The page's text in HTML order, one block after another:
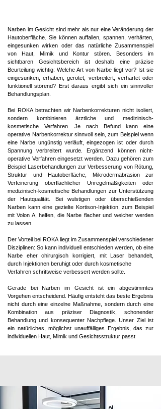
​Narben im Gesicht sind mehr als nur eine Veränderung der
Hautoberfläche. Sie können auffallen, spannen, verhärten,
eingesunken wirken oder das natürliche Zusammenspiel
von Haut, Mimik und Kontur stören. Besonders im
sichtbaren Gesichtsbereich ist deshalb eine präzise
Beurteilung wichtig: Welche Art von Narbe liegt vor? Ist sie
eingesunken, erhaben, gerötet, verbreitert, verhärtet oder
funktionell störend? Erst daraus ergibt sich ein sinnvoller
Behandlungsplan.
Bei ROKA betrachten wir Narbenkorrekturen nicht isoliert,
sondern kombinieren ärztliche und medizinisch-
kosmetische Verfahren. Je nach Befund kann eine
operative Narbenkorrektur sinnvoll sein, zum Beispiel wenn
eine Narbe ungünstig verläuft, eingezogen ist oder durch
Spannung verbreitert wurde.Ergänzend können nicht-
operative Verfahren eingesetzt werden. Dazu gehören zum
Beispiel Laserbehandlungen zur Verbesserung von Rötung,
Struktur und Hautoberfläche, Mikrodermabrasion zur
Verfeinerung oberflächlicher Unregelmäßigkeiten oder
medizinisch-kosmetische Behandlungen zur Unterstützung
der Hautqualität. Bei wulstigen oder überschießenden
Narben kann eine gezielte Kortison-Injektion, zum Beispiel
mit Volon A, helfen, die Narbe flacher und weicher werden
zu lassen.
Der Vorteil bei ROKA liegt im Zusammenspiel verschiedener
Disziplinen: So kann individuell entschieden werden, ob eine
Narbe eher chirurgisch korrigiert, mit Laser behandelt,
durch Injektionen beruhigt oder durch kosmetische
Verfahren schrittweise verbessert werden sollte.
Gerade bei Narben im Gesicht ist ein abgestimmtes
Vorgehen entscheidend. Häufig entsteht das beste Ergebnis
nicht durch eine einzelne Maßnahme, sondern durch eine
Kombination aus präziser Diagnostik, schonender
Behandlung und konsequenter Nachpflege. Unser Ziel ist
ein natürliches, möglichst unauffälliges Ergebnis, das zur
individuellen Haut, Mimik und Gesichtsstruktur passt